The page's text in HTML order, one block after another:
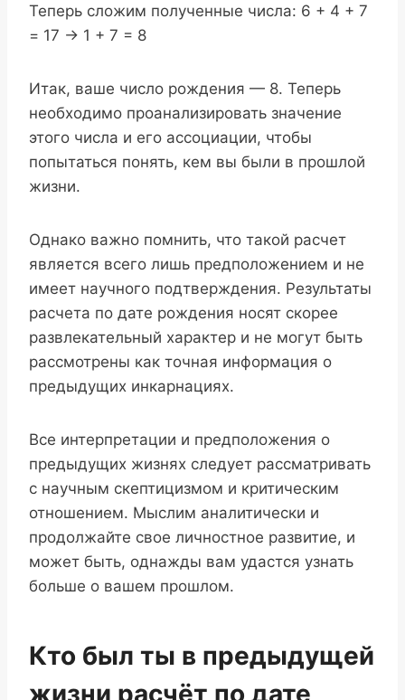
Теперь сложим полученные числа: 6 + 4 + 7
= 17 -> 1 + 7 = 8
Итак, ваше число рождения — 8. Теперь
необходимо проанализировать значение
этого числа и его ассоциации, чтобы
попытаться понять, кем вы были в прошлой
жизни.
Однако важно помнить, что такой расчет
является всего лишь предположением и не
имеет научного подтверждения. Результаты
расчета по дате рождения носят скорее
развлекательный характер и не могут быть
рассмотрены как точная информация о
предыдущих инкарнациях.
Все интерпретации и предположения о
предыдущих жизнях следует рассматривать
с научным скептицизмом и критическим
отношением. Мыслим аналитически и
продолжайте свое личностное развитие, и
может быть, однажды вам удастся узнать
больше о вашем прошлом.
Кто был ты в предыдущей
жизни расчёт по дате